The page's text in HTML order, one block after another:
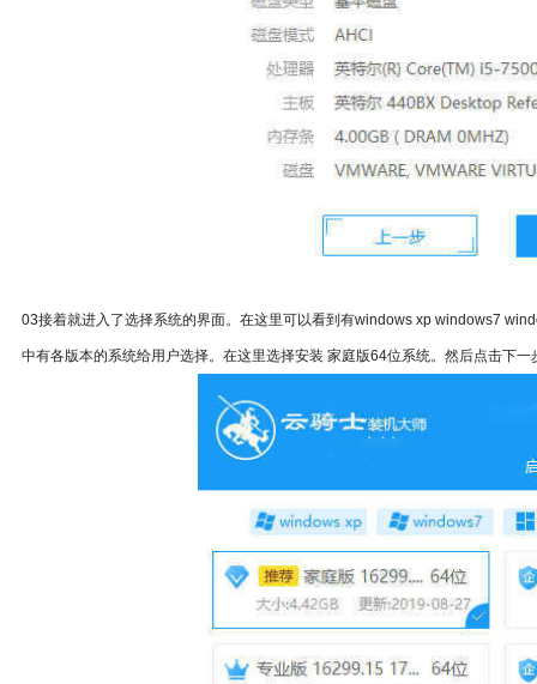
03接着就进入了选择系统的界面。在这里可以看到有windows xp windows7
中有各版本的系统给用户选择。在这里选择安装 家庭版64位系统。然后点击下一